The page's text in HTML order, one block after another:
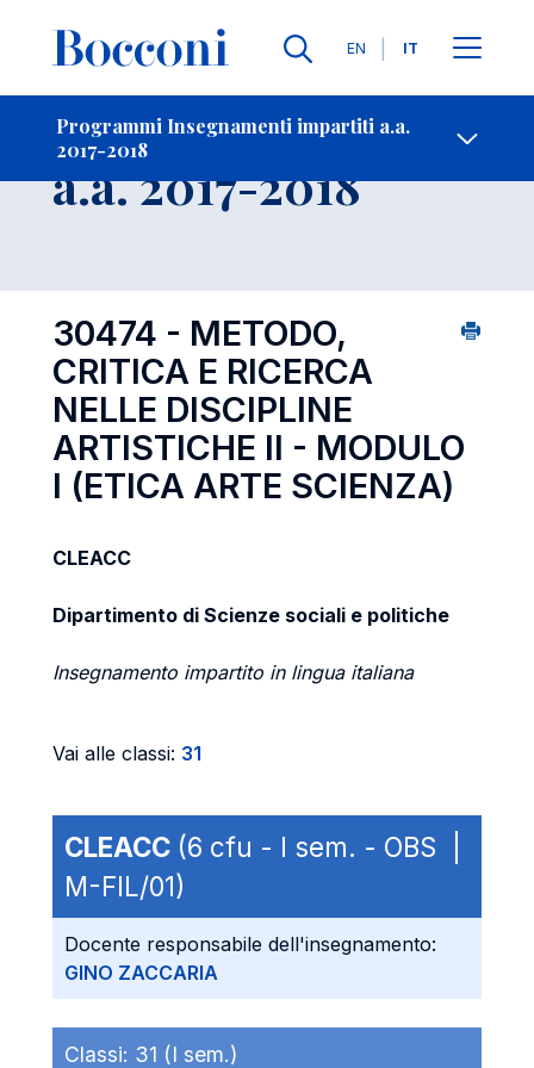
Lingue
EN IT
Programmi Insegnamenti impartiti a.a.
2017-2018
-
Insegnamento
a.a. 2017-2018
30474 - METODO,
CRITICA E RICERCA
NELLE DISCIPLINE
ARTISTICHE II - MODULO
I (ETICA ARTE SCIENZA)
CLEACC
Dipartimento di Scienze sociali e politiche
Insegnamento impartito in lingua italiana
Vai alle classi: 31
CLEACC (6 cfu - I sem. - OBS |
M-FIL/01)
Docente responsabile dell'insegnamento:
GINO ZACCARIA
Classi: 31 (I sem.)